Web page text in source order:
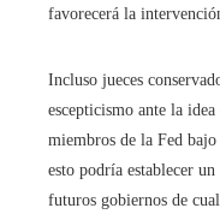
favorecerá la
Incluso jueces
escepticismo ante la
miembros de la Fed
esto podría establecer
futuros gobiernos de